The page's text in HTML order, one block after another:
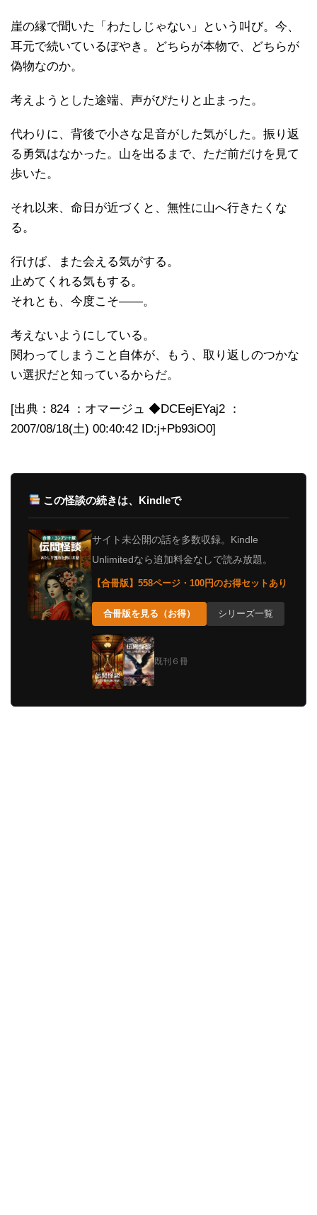
崖の縁で聞いた「わたしじゃない」という叫び。今、
耳元で続いているぼやき。どちらが本物で、どちらが
偽物なのか。
考えようとした途端、声がぴたりと止まった。
代わりに、背後で小さな足音がした気がした。振り返
る勇気はなかった。山を出るまで、ただ前だけを見て
歩いた。
それ以来、命日が近づくと、無性に山へ行きたくな
る。
行けば、また会える気がする。
止めてくれる気もする。
それとも、今度こそ――。
考えないようにしている。
関わってしまうこと自体が、もう、取り返しのつかな
い選択だと知っているからだ。
[出典：824 ：オマージュ ◆DCEejEYaj2 ：
2007/08/18(土) 00:40:42 ID:j+Pb93iO0]
この怪談の続きは、Kindleで
サイト未公開の話を多数収録。Kindle
Unlimitedなら追加料金なしで読み放題。
【合冊版】558ページ・100円のお得セットあり
合冊版を見る（お得） シリーズ一覧
既刊６冊